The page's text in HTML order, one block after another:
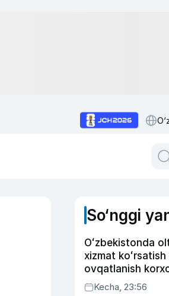
So‘nggi
Oʻzbekistonda
xizmat
ovqatlanish
soliq toʻlagani
Kecha, 23:56